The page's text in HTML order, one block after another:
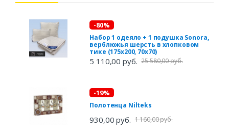
-80%
Набор 1 одеяло + 1 подушка Sonora,
верблюжья шерсть в хлопковом
тике (175х200, 70х70)
5 110,00 руб. 25 580,00 руб.
-19%
Полотенца Nilteks
930,00 руб. 1 160,00 руб.